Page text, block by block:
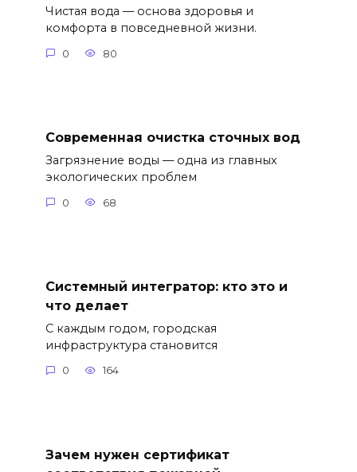
Чистая вода — основа здоровья и
комфорта в повседневной жизни.
0 80
Современная очистка сточных вод
Загрязнение воды — одна из главных
экологических проблем
0 68
Системный интегратор: кто это и
что делает
С каждым годом, городская
инфраструктура становится
0 164
Зачем нужен сертификат